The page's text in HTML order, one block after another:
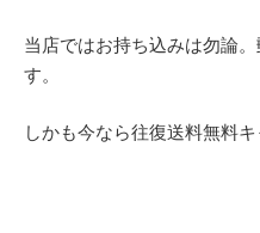
当店ではお持ち込みは勿論
す。
しかも今なら往復送料無料